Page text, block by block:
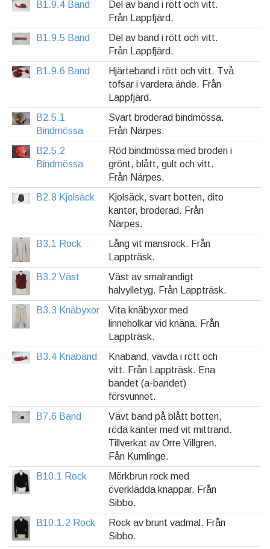
B1.9.4 Band
Del av band i rött och vitt.
Från Lappfjärd.
B1.9.5 Band
Del av band i rött och vitt.
Från Lappfjärd.
B1.9.6 Band
Hjärteband i rött och vitt. Två
tofsar i vardera ände. Från
Lappfjärd.
B2.5.1
Bindmössa
Svart broderad bindmössa.
Från Närpes.
B2.5.2
Bindmössa
Röd bindmössa med broderi i
grönt, blått, gult och vitt.
Från Närpes.
B2.8 Kjolsäck
Kjolsäck, svart botten, dito
kanter, broderad. Från
Närpes.
B3.1 Rock
Lång vit mansrock. Från
Lappträsk.
B3.2 Väst
Väst av smalrandigt
halvylletyg. Från Lappträsk.
B3.3 Knäbyxor
Vita knäbyxor med
linneholkar vid knäna. Från
Lappträsk.
B3.4 Knäband
Knäband, vävda i rött och
vitt. Från Lappträsk. Ena
bandet (a-bandet)
försvunnet.
B7.6 Band
Vävt band på blått botten,
röda kanter med vit mittrand.
Tillverkat av Orre Villgren.
Fån Kumlinge.
B10.1 Rock
Mörkbrun rock med
överklädda knappar. Från
Sibbo.
B10.1.2 Rock
Rock av brunt vadmal. Från
Sibbo.